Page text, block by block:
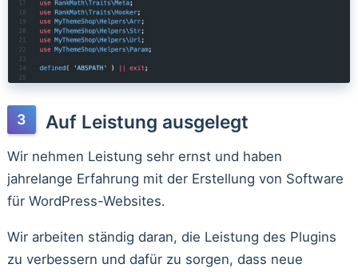
Auf Leistung ausgelegt
Wir nehmen Leistung sehr ernst und haben
jahrelange Erfahrung mit der Erstellung von Software
für WordPress-Websites.
Wir arbeiten ständig daran, die Leistung des Plugins
zu verbessern und dafür zu sorgen, dass neue